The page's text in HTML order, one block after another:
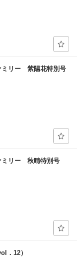
ミリー 紫陽花特別号
ミリー 秋晴特別号
．12）